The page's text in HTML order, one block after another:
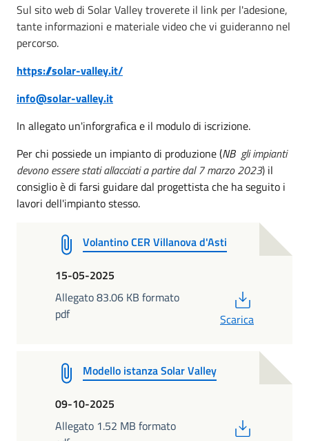
Sul sito web di Solar Valley troverete il link per l'adesione,
tante informazioni e materiale video che vi guideranno nel
percorso.
https://solar-valley.it/
info@solar-valley.it
In allegato un'inforgrafica e il modulo di iscrizione.
Per chi possiede un impianto di produzione (NB gli impianti
devono essere stati allacciati a partire dal 7 marzo 2023) il
consiglio è di farsi guidare dal progettista che ha seguito i
lavori dell'impianto stesso.
Volantino CER Villanova d'Asti
15-05-2025
Allegato 83.06 KB formato
pdf
Scarica
Modello istanza Solar Valley
09-10-2025
Allegato 1.52 MB formato